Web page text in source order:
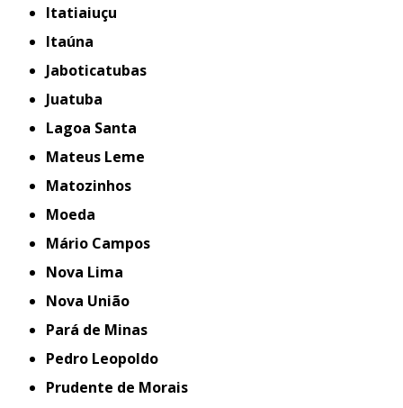
Itatiaiuçu
Itaúna
Jaboticatubas
Juatuba
Lagoa Santa
Mateus Leme
Matozinhos
Moeda
Mário Campos
Nova Lima
Nova União
Pará de Minas
Pedro Leopoldo
Prudente de Morais